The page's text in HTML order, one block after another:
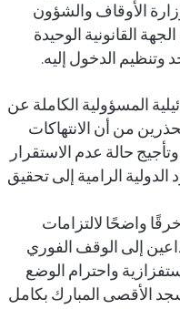
الأوقاف والشؤون
القانونية الوحيدة
وتنظيم الدخول إليه.
المسؤولية الكاملة عن
من أن الانتهاكات
حالة عدم الاستقرار
الرامية إلى تحقيق
واضحًا لالتزامات
إلى الوقف الفوري
واحترام الوضع
الأقصى المبارك بكامل